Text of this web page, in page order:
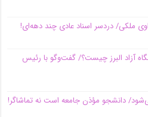
ملکی/ دردسر اسناد عادی چند‌ دهه‌ای!
آزاد البرز چیست؟/ گفت‌وگو با رئیس
دانشجو مؤذن جامعه است نه تماشاگر!